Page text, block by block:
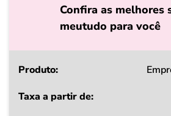
Confira as melhores
meutudo para você
Produto